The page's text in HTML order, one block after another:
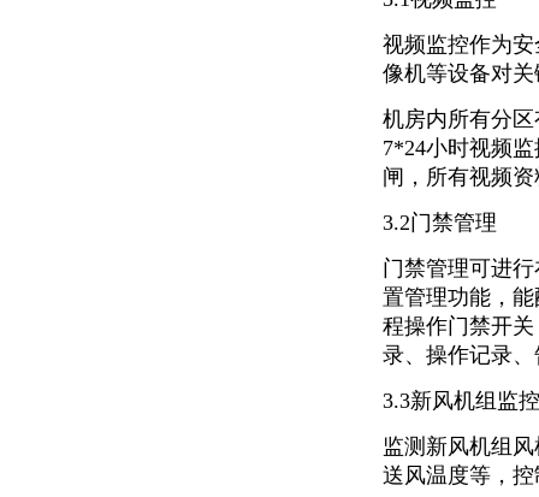
视频监控作为
像机等设备对
机房内所有分
7*24小时视频
闸，所有视频
3.2门禁管理
门禁管理可进
置管理功能，
程操作门禁开
录、操作记录
3.3新风机组监控
监测新风机组
送风温度等，